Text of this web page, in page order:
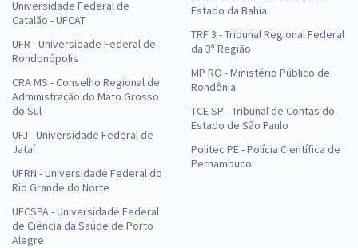
Universidade Federal de
Catalão - UFCAT
UFR - Universidade Federal de
Rondonópolis
CRA MS - Conselho Regional de
Administração do Mato Grosso
do Sul
UFJ - Universidade Federal de
Jataí
UFRN - Universidade Federal do
Rio Grande do Norte
UFCSPA - Universidade Federal
de Ciência da Saúde de Porto
Alegre
Estado da Bahia
TRF 3 - Tribunal Regional Federal
da 3ª Região
MP RO - Ministério Público de
Rondônia
TCE SP - Tribunal de Contas do
Estado de São Paulo
Politec PE - Polícia Científica de
Pernambuco